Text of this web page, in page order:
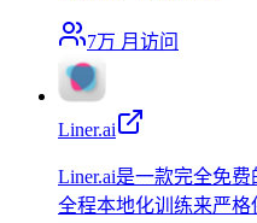
7万 月访问
Liner.ai
Liner.ai是一款完全免
全程本地化训练来严